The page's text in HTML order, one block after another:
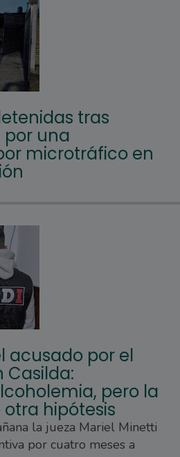
tras
una
microtráfico en
acusado por el
Casilda:
pero la
hipótesis
la jueza Mariel Minetti
por cuatro meses a